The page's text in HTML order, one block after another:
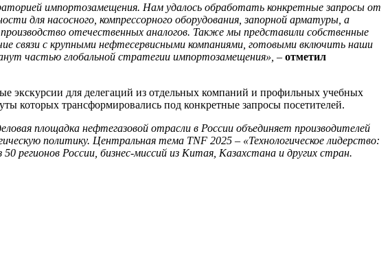
импортозамещения. Нам удалось обработать конкретные запросы от
для насосного, компрессорного оборудования, запорной арматуры, а
отечественных аналогов. Также мы представили собственные
связи с крупными нефтесервисными компаниями, готовыми включить наши
частью глобальной стратегии импортозамещения», – отметил
экскурсии для делегаций из отдельных компаний и профильных учебных
которых трансформировались под конкретные запросы посетителей.
площадка нефтегазовой отрасли в России объединяет производителей
политику. Центральная тема TNF 2025 – «Технологическое лидерство:
регионов России, бизнес-миссий из Китая, Казахстана и других стран.